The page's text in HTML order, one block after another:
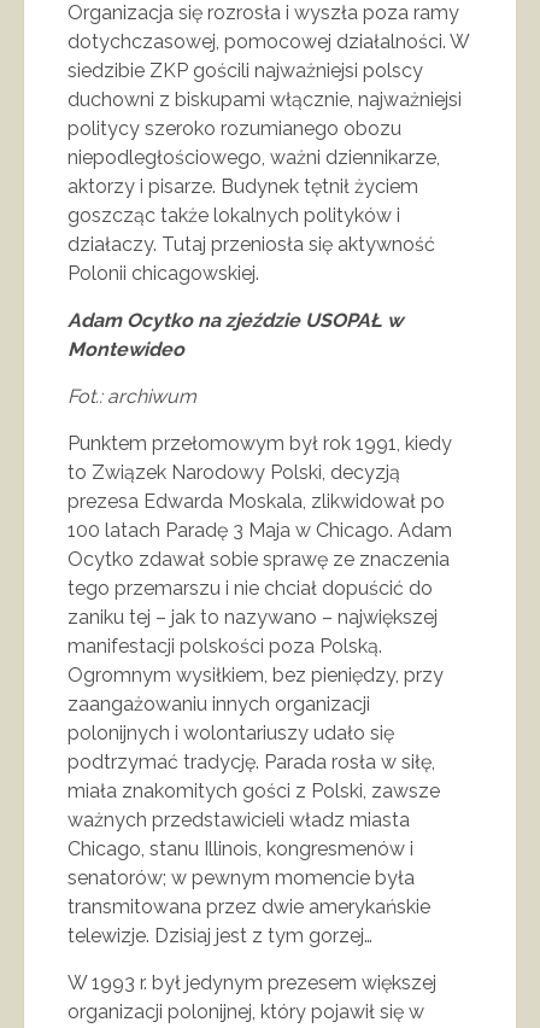
Organizacja się rozrosła i wyszła poza ramy
dotychczasowej, pomocowej działalności. W
siedzibie ZKP gościli najważniejsi polscy
duchowni z biskupami włącznie, najważniejsi
politycy szeroko rozumianego obozu
niepodległościowego, ważni dziennikarze,
aktorzy i pisarze. Budynek tętnił życiem
goszcząc także lokalnych polityków i
działaczy. Tutaj przeniosła się aktywność
Polonii chicagowskiej.
Adam Ocytko na zjeździe USOPAŁ w
Montewideo
Fot.: archiwum
Punktem przełomowym był rok 1991, kiedy
to Związek Narodowy Polski, decyzją
prezesa Edwarda Moskala, zlikwidował po
100 latach Paradę 3 Maja w Chicago. Adam
Ocytko zdawał sobie sprawę ze znaczenia
tego przemarszu i nie chciał dopuścić do
zaniku tej – jak to nazywano – największej
manifestacji polskości poza Polską.
Ogromnym wysiłkiem, bez pieniędzy, przy
zaangażowaniu innych organizacji
polonijnych i wolontariuszy udało się
podtrzymać tradycję. Parada rosła w siłę,
miała znakomitych gości z Polski, zawsze
ważnych przedstawicieli władz miasta
Chicago, stanu Illinois, kongresmenów i
senatorów; w pewnym momencie była
transmitowana przez dwie amerykańskie
telewizje. Dzisiaj jest z tym gorzej…
W 1993 r. był jedynym prezesem większej
organizacji polonijnej, który pojawił się w